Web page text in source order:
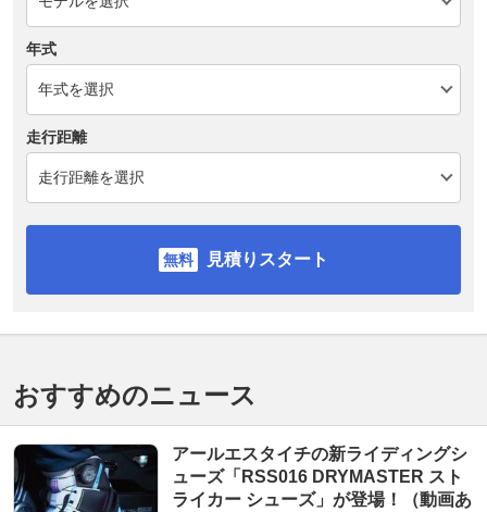
年式
走行距離
見積りスタート
おすすめのニュース
アールエスタイチの新ライディングシ
ューズ「RSS016 DRYMASTER スト
ライカー シューズ」が登場！（動画あ